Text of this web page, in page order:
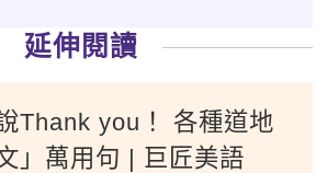
延伸閱讀
Thank you！ 各種道地
」萬用句 | 巨匠美語